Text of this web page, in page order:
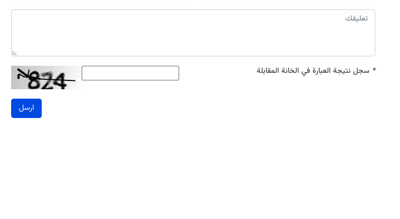
* سجل نتيجة العبارة في الخانة المقابلة
ارسل